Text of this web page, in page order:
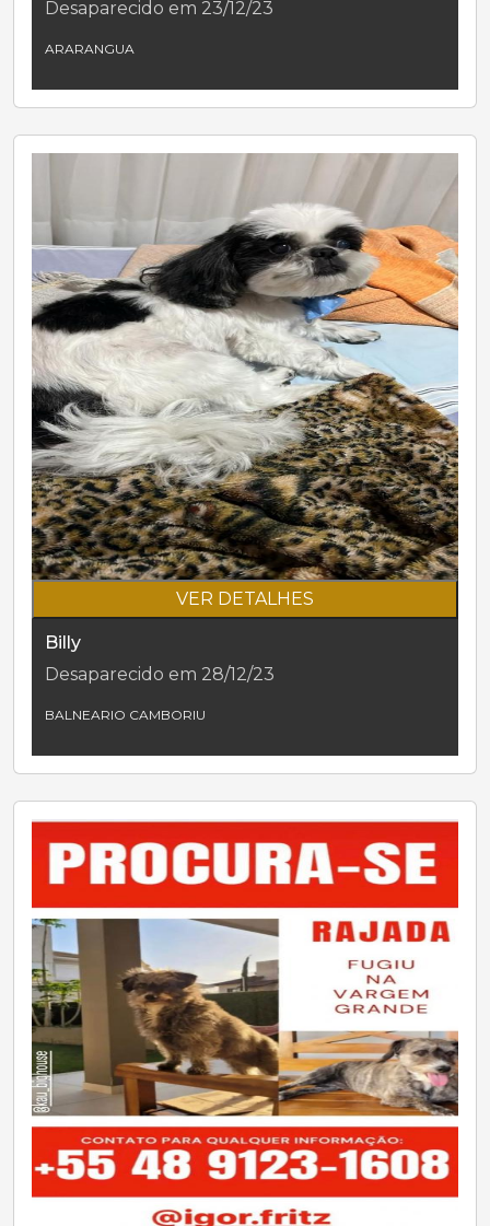
Desaparecido em 23/12/23
ARARANGUA
VER DETALHES
Billy
Desaparecido em 28/12/23
BALNEARIO CAMBORIU